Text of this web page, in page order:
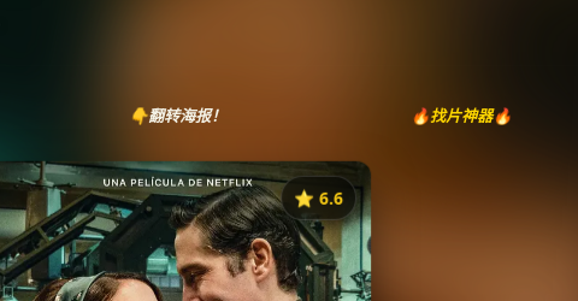
👇翻转海报！ 🔥找片神器🔥
⭐️ 6.6
《我俩的时代》
⭐
收藏
⭐️ 评分：6.6 | 🎬 2025年